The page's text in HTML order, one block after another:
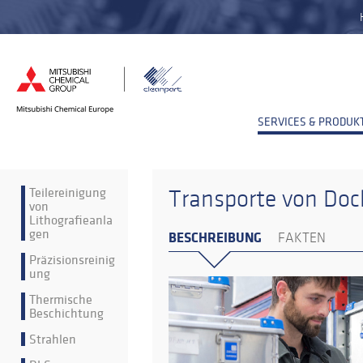
SERVICES &
Teilereinigung
von
Lithografieanla
gen
Präzisionsreinig
ung
Thermische
Beschichtung
Strahlen
Transporte von
BESCHREIBUNG FAKTEN